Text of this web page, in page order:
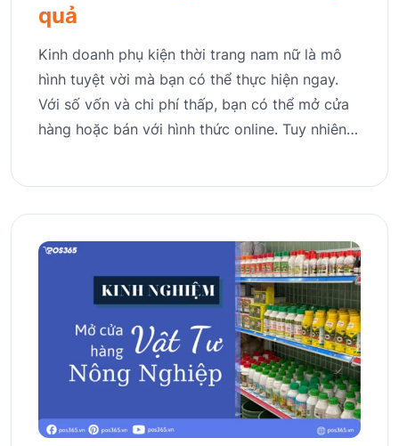
quả
Kinh doanh phụ kiện thời trang nam nữ là mô
hình tuyệt vời mà bạn có thể thực hiện ngay.
Với số vốn và chi phí thấp, bạn có thể mở cửa
hàng hoặc bán với hình thức online. Tuy nhiên…